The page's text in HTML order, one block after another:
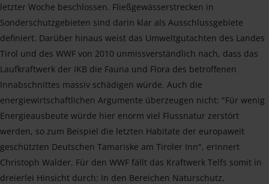
letzter Woche beschlossen. Fließgewässerstrecken in
Sonderschutzgebieten sind darin klar als Ausschlussgebiete
definiert. Darüber hinaus weist das Umweltgutachten des Landes
Tirol und des WWF von 2010 unmissverständlich nach, dass das
Laufkraftwerk der IKB die Fauna und Flora des betroffenen
Innabschnittes massiv schädigen würde. Auch die
energiewirtschaftlichen Argumente überzeugen nicht: "Für wenig
Energieausbeute würde hier enorm viel Flussnatur zerstört
werden, so zum Beispiel die letzten Habitate der europaweit
geschützten Deutschen Tamariske am Tiroler Inn", erinnert
Christoph Walder. Für den WWF fällt das Kraftwerk Telfs somit in
dreierlei Hinsicht durch: In den Bereichen Naturschutz,